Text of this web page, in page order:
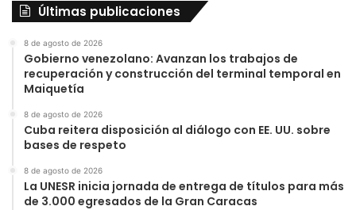
Últimas publicaciones
8 de agosto de 2026
Gobierno venezolano: Avanzan los trabajos de
recuperación y construcción del terminal temporal en
Maiquetía
8 de agosto de 2026
Cuba reitera disposición al diálogo con EE. UU. sobre
bases de respeto
8 de agosto de 2026
La UNESR inicia jornada de entrega de títulos para más
de 3.000 egresados de la Gran Caracas